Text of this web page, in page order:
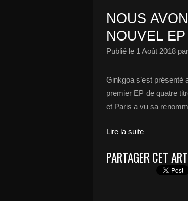
NOUS
NOUVEL
Publié le 1 Août 2018
Ginkgoa s’est présenté
premier EP de quatre
et Paris a vu sa
Lire la suite
PARTAGER CET